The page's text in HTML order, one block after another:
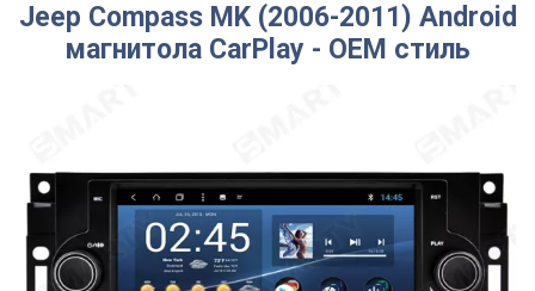
Jeep Compass MK (2006-2011) Android
магнитола CarPlay - OEM стиль